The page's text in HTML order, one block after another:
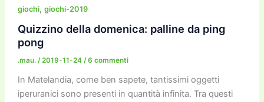
b
o
o
k
o m n n
giochi, giochi-2019
Quizzino della domenica: palline da ping
pong
.mau. /2019-11-24 /6 commenti
In Matelandia, come ben sapete, tantissimi oggetti
iperuranici sono presenti in quantità infinita. Tra questi